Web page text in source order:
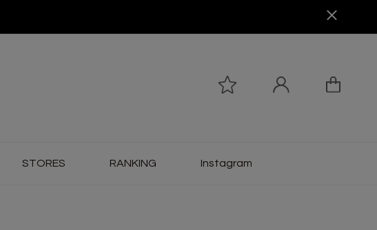
STORES RANKING Instagram